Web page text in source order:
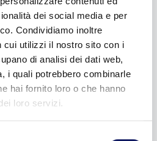
dei social media e per
Condividiamo inoltre
cui utilizzi il nostro sito con i
di analisi dei dati web,
i quali potrebbero combinarle
hai fornito loro o che hanno
loro servizi.
les trois premières heures et
; 0,50 euro pour les motos).
ne manquez pas l’occasion
du paradis naturaliste d’Isola dei
le pardonnerez pas